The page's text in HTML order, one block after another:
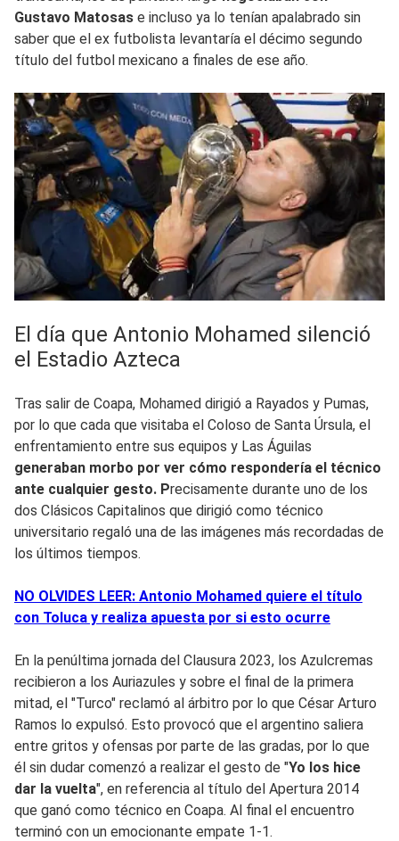
Gustavo Matosas e incluso ya lo tenían apalabrado sin
saber que el ex futbolista levantaría el décimo segundo
título del futbol mexicano a finales de ese año.
El día que Antonio Mohamed silenció
el Estadio Azteca
Tras salir de Coapa, Mohamed dirigió a Rayados y Pumas,
por lo que cada que visitaba el Coloso de Santa Úrsula, el
enfrentamiento entre sus equipos y Las Águilas
generaban morbo por ver cómo respondería el técnico
ante cualquier gesto. Precisamente durante uno de los
dos Clásicos Capitalinos que dirigió como técnico
universitario regaló una de las imágenes más recordadas de
los últimos tiempos.
NO OLVIDES LEER: Antonio Mohamed quiere el título
con Toluca y realiza apuesta por si esto ocurre
En la penúltima jornada del Clausura 2023, los Azulcremas
recibieron a los Auriazules y sobre el final de la primera
mitad, el "Turco" reclamó al árbitro por lo que César Arturo
Ramos lo expulsó. Esto provocó que el argentino saliera
entre gritos y ofensas por parte de las gradas, por lo que
él sin dudar comenzó a realizar el gesto de "Yo los hice
dar la vuelta", en referencia al título del Apertura 2014
que ganó como técnico en Coapa. Al final el encuentro
terminó con un emocionante empate 1-1.